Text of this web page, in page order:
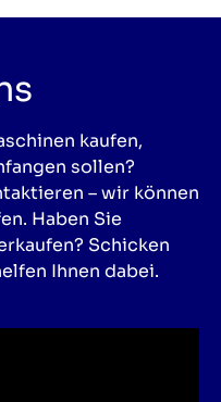
kaufen,
sollen?
– wir können
Haben Sie
Schicken
Ihnen dabei.